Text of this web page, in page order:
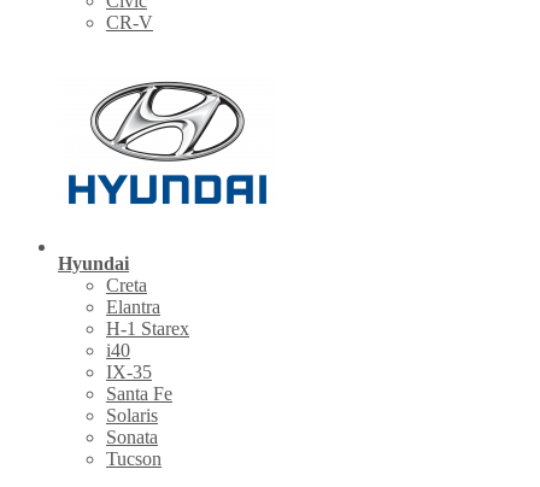
CR-V
Hyundai
Creta
Elantra
H-1 Starex
i40
IX-35
Santa Fe
Solaris
Sonata
Tucson